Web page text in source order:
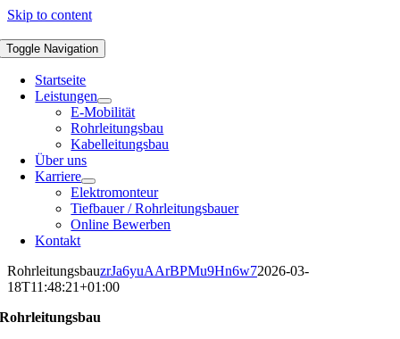
Skip to content
Toggle Navigation
Startseite
Leistungen
E-Mobilität
Rohrleitungsbau
Kabelleitungsbau
Über uns
Karriere
Elektromonteur
Tiefbauer / Rohrleitungsbauer
Online Bewerben
Kontakt
RohrleitungsbauzrJa6yuAArBPMu9Hn6w72026-03-
18T11:48:21+01:00
Rohrleitungsbau